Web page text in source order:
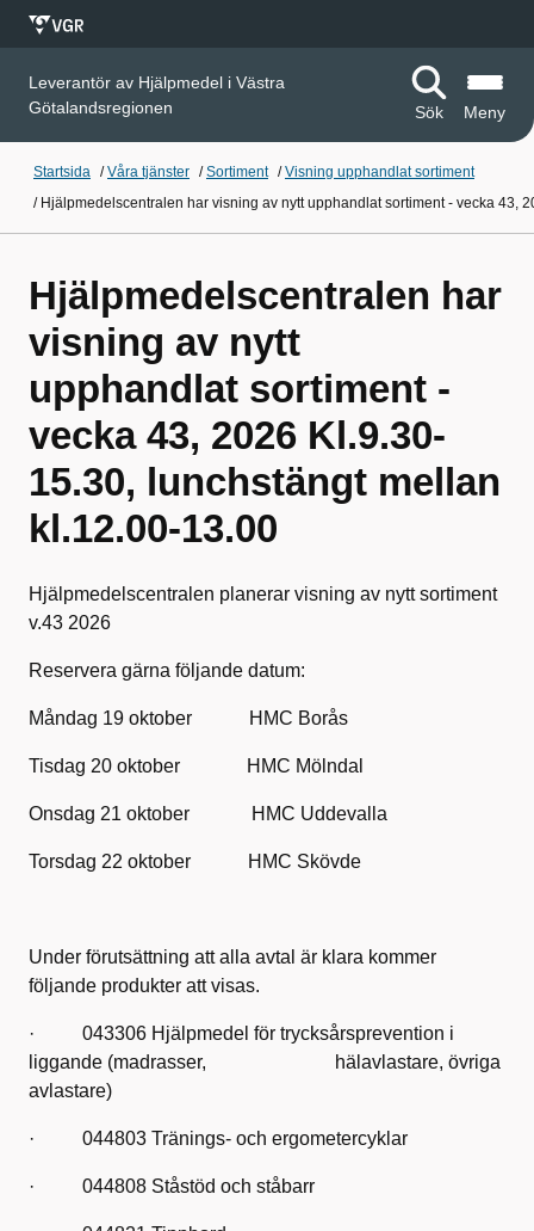
Leverantör av Hjälpmedel i Västra
Götalandsregionen
Sök Meny
Startsida /Våra tjänster /Sortiment /Visning upphandlat sortiment
/ Hjälpmedelscentralen har visning av nytt upphandlat sortiment - vecka 43,
Hjälpmedelscentralen har
visning av nytt
upphandlat sortiment -
vecka 43, 2026 Kl.9.30-
15.30, lunchstängt mellan
kl.12.00-13.00
Hjälpmedelscentralen planerar visning av nytt sortiment
v.43 2026
Reservera gärna följande datum:
Måndag 19 oktober HMC Borås
Tisdag 20 oktober HMC Mölndal
Onsdag 21 oktober HMC Uddevalla
Torsdag 22 oktober HMC Skövde
Under förutsättning att alla avtal är klara kommer
följande produkter att visas.
· 043306 Hjälpmedel för trycksårsprevention i
liggande (madrasser, hälavlastare, övriga
avlastare)
· 044803 Tränings- och ergometercyklar
· 044808 Ståstöd och ståbarr